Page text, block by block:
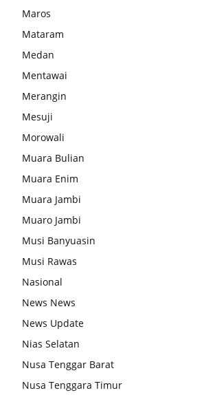
Maros
Mataram
Medan
Mentawai
Merangin
Mesuji
Morowali
Muara Bulian
Muara Enim
Muara Jambi
Muaro Jambi
Musi Banyuasin
Musi Rawas
Nasional
News News
News Update
Nias Selatan
Nusa Tenggar Barat
Nusa Tenggara Timur